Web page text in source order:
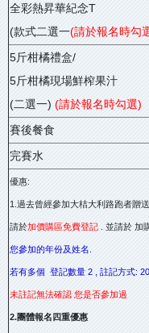
全彩熱昇華紀念T
(款式二選一(請於報名時勾
5斤柑橘禮盒/
5斤柑橘現場鮮榨果汁
(二選一) (請於報名時勾選)
賽後餐食
完賽水
優惠:
1.過去曾經參加大桔大利路跑者贈送
請於加價購區免費登記 . 並請於 加
您參加的年份及姓名.
若有多個 登記數量 2 , 註記方式:
未註記無法確認 您是否參加過
2.團體報名四重優惠